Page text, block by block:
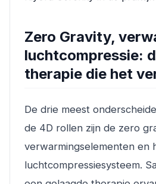
Zero Gravity,
luchtcompressie:
therapie die het
De drie meest
de 4D rollen zijn de zero
verwarmingselementen en
luchtcompressiesysteem.